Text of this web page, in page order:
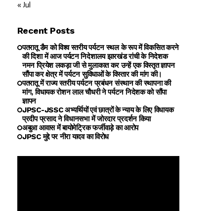
« Jul
Recent Posts
पतरातू डैम को विश्व स्तरीय पर्यटन स्थल के रूप में विकसित करने
की दिशा में आज पर्यटन निदेशालय झारखंड रांची के निदेशक
नमन प्रियेश लकड़ा जी से मुलाकात कर उन्हें एक विस्तृत ज्ञापन
सौंपा कर क्षेत्र में पर्यटन सुविधाओं के विस्तार की मांग की।
पतरातू में राज्य स्तरीय पर्यटन प्रबंधन संस्थान की स्थापना की
मांग, विधायक रोशन लाल चौधरी ने पर्यटन निदेशक को सौंपा
ज्ञापन
JPSC-JSSC अभ्यर्थियों एवं छात्रों के न्याय के लिए विधायक
प्रदीप प्रसाद ने विधानसभा में जोरदार प्रदर्शन किया
अबुआ आवास में बायोमेट्रिक फर्जीवाड़े का आरोप
JPSC मुद्दे पर नीरा यादव का विरोध